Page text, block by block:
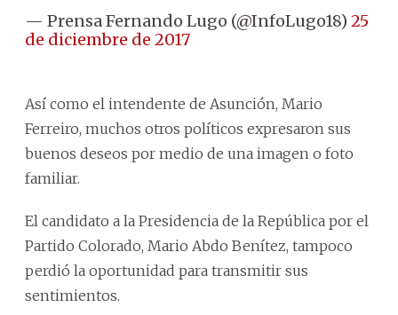
— Prensa Fernando Lugo (@InfoLugo18) 25
de diciembre de 2017
Así como el intendente de Asunción, Mario
Ferreiro, muchos otros políticos expresaron sus
buenos deseos por medio de una imagen o foto
familiar.
El candidato a la Presidencia de la República por el
Partido Colorado, Mario Abdo Benítez, tampoco
perdió la oportunidad para transmitir sus
sentimientos.